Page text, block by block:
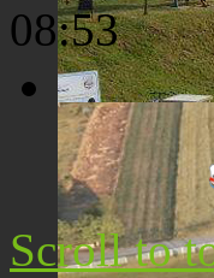
Плажа "Топољар"
08:53
Scroll to